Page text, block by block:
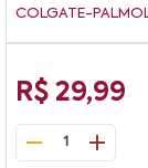
COLGATE-
R$ 29,99
1